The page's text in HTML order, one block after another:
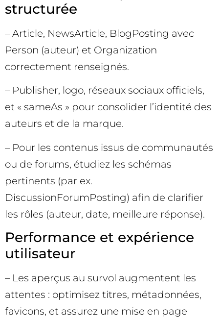
structurée
– Article, NewsArticle, BlogPosting avec
Person (auteur) et Organization
correctement renseignés.
– Publisher, logo, réseaux sociaux officiels,
et « sameAs » pour consolider l’identité des
auteurs et de la marque.
– Pour les contenus issus de communautés
ou de forums, étudiez les schémas
pertinents (par ex.
DiscussionForumPosting) afin de clarifier
les rôles (auteur, date, meilleure réponse).
Performance et expérience
utilisateur
– Les aperçus au survol augmentent les
attentes : optimisez titres, métadonnées,
favicons, et assurez une mise en page